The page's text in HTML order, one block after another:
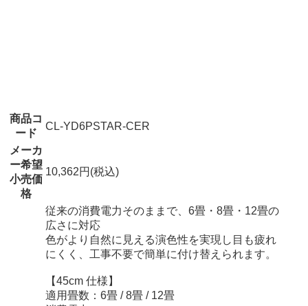
商品コ
ード
CL-YD6PSTAR-CER
メーカ
ー希望
小売価
格
10,362円(税込)
従来の消費電力そのままで、6畳・8畳・12畳の
広さに対応
色がより自然に見える演色性を実現し目も疲れ
にくく、工事不要で簡単に付け替えられます。
【45cm 仕様】
適用畳数：6畳 / 8畳 / 12畳